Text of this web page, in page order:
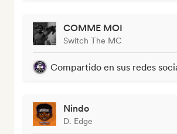
COMME MOI
Switch The MC
Compartido en sus redes
Nindo
D. Edge